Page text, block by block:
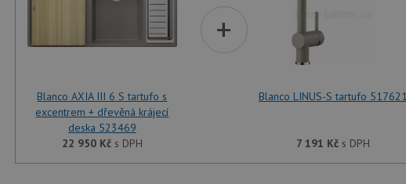
Blanco AXIA III 6 S tartufo s
excentrem + dřevěná krájecí
deska 523469
22 950 Kčs DPH
+
Blanco LINUS-S tartufo 517621
7 191 Kčs DPH